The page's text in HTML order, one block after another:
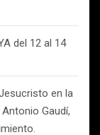
del 12 al 14
en la
Gaudí,